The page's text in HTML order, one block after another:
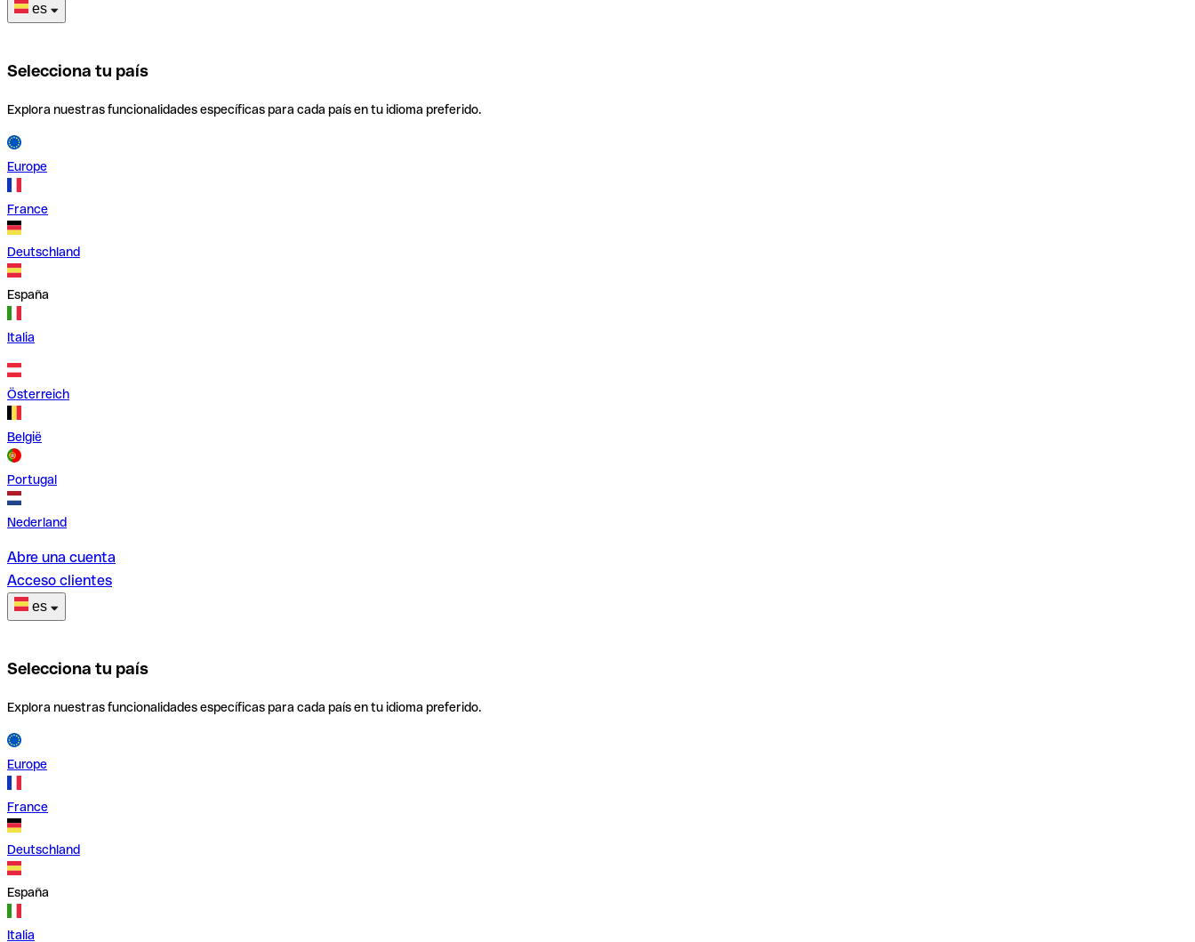
es
Selecciona tu país
Explora nuestras funcionalidades específicas para cada país en tu idioma preferido.
Europe
France
Deutschland
España
Italia
Österreich
België
Portugal
Nederland
Abre una cuenta
Acceso clientes
es
Selecciona tu país
Explora nuestras funcionalidades específicas para cada país en tu idioma preferido.
Europe
France
Deutschland
España
Italia